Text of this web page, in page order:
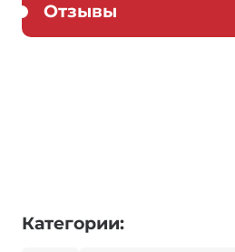
Отзывы
Категории: